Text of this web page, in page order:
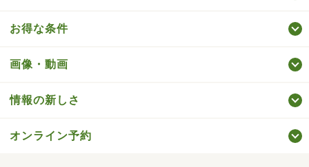
お得な条件
画像・動画
情報の新しさ
オンライン予約